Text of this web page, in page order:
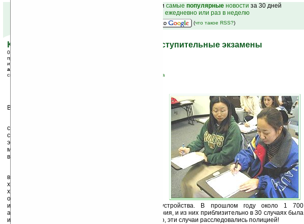
и самые популярные новости за 30 дней
на email ежедневно или раз в неделю
(что такое RSS?)
Китайская полиция наготове: скоро вступительные экзамены
02.06.2006 22:59
просмотров: сегодня 2, всего 1941
источник:
автор новости:
связанные темы:
учеба
ВУЗах учится так много представителей Китая?
сложно поступить в высшее учебное заведение. На
следующей неделе пройдут вступительные
экзамены, в которых примут участие около 9,5
миллионов абитуриентов, тогда как количество мест
в ВУЗах ограничено и составляет 2,6 миллиона.
велика, что многие из них прибегают к различным
хитростям во время написания экзаменов, и
хитрости эти простираются далеко за границы
обычного списывания у соседа по парте. Часто
используются сложные телекоммуникационные устройства. В прошлом году около 1 700
абитуриентов были пойманы за попытками списывания, и из них приблизительно в 30 случаях была
использована различная электроника. Что интересно, эти случаи расследовались полицией!